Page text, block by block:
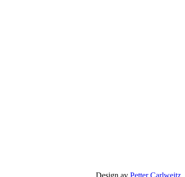
Design av Petter Carlweitz